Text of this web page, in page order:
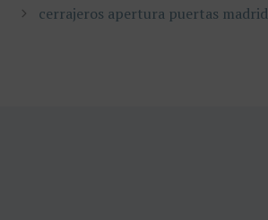
cerrajeros apertura puertas madrid